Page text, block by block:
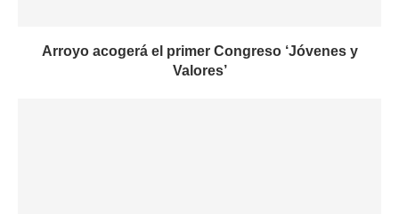
Arroyo acogerá el primer Congreso ‘Jóvenes y
Valores’